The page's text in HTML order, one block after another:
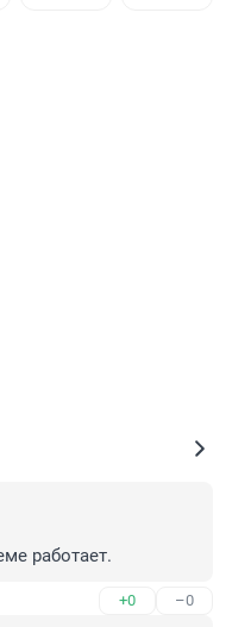
работает.
+0 –0